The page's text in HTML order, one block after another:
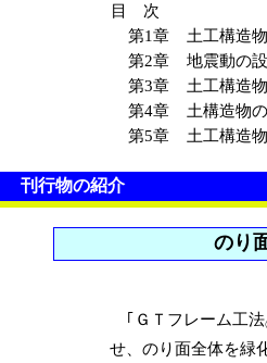
目 次
第1章
土工構造
第2章
地震動の
第3章
土工構造
第4章
土構造物
第5章
土工構造
刊行物の紹介
のり
｢ＧＴフレーム工法
せ、のり面全体を緑